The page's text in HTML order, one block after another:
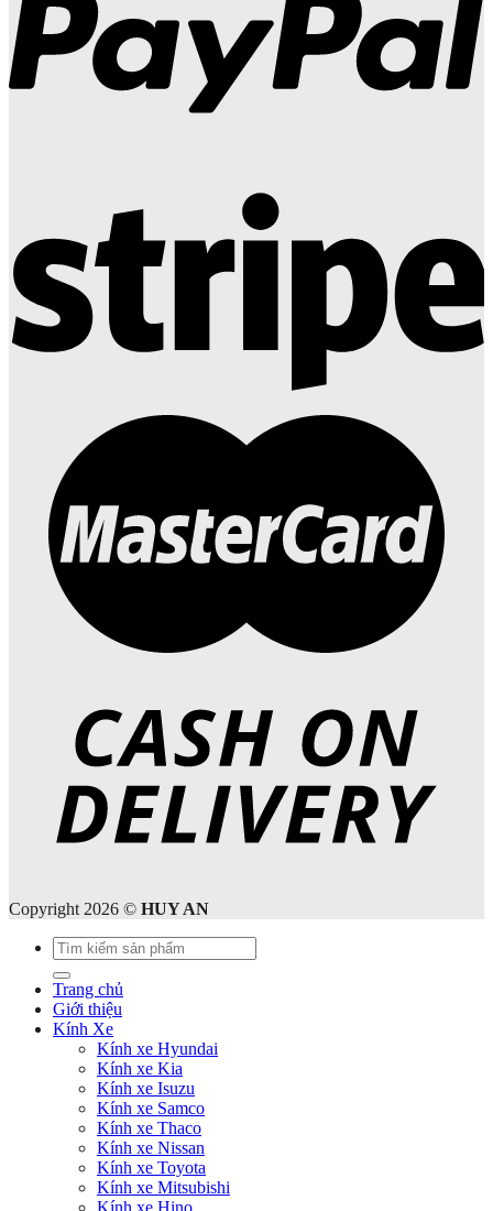
Copyright 2026 © HUY AN
Tìm
kiếm:
Trang chủ
Giới thiệu
Kính Xe
Kính xe Hyundai
Kính xe Kia
Kính xe Isuzu
Kính xe Samco
Kính xe Thaco
Kính xe Nissan
Kính xe Toyota
Kính xe Mitsubishi
Kính xe Hino